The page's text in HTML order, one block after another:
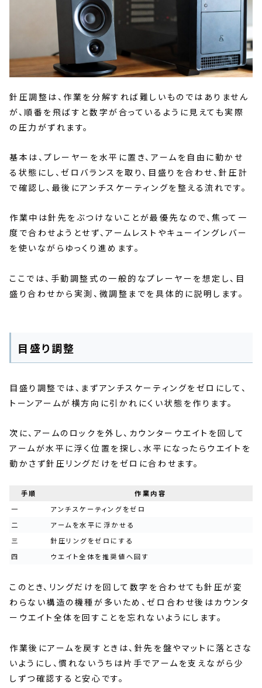
針圧調整は、作業を分解すれば難しいものではありません
が、順番を飛ばすと数字が合っているように見えても実際
の圧力がずれます。
基本は、プレーヤーを水平に置き、アームを自由に動かせ
る状態にし、ゼロバランスを取り、目盛りを合わせ、針圧計
で確認し、最後にアンチスケーティングを整える流れです。
作業中は針先をぶつけないことが最優先なので、焦って一
度で合わせようとせず、アームレストやキューイングレバー
を使いながらゆっくり進めます。
ここでは、手動調整式の一般的なプレーヤーを想定し、目
盛り合わせから実測、微調整までを具体的に説明します。
目盛り調整
目盛り調整では、まずアンチスケーティングをゼロにして、
トーンアームが横方向に引かれにくい状態を作ります。
次に、アームのロックを外し、カウンターウエイトを回して
アームが水平に浮く位置を探し、水平になったらウエイトを
動かさず針圧リングだけをゼロに合わせます。
手順
作業内容
一
アンチスケーティングをゼロ
二
アームを水平に浮かせる
三
針圧リングをゼロにする
四
ウエイト全体を推奨値へ回す
このとき、リングだけを回して数字を合わせても針圧が変
わらない構造の機種が多いため、ゼロ合わせ後はカウンタ
ーウエイト全体を回すことを忘れないようにします。
作業後にアームを戻すときは、針先を盤やマットに落とさな
いようにし、慣れないうちは片手でアームを支えながら少
しずつ確認すると安心です。